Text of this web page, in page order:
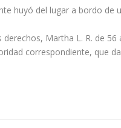
huyó del lugar a bordo de
derechos, Martha L. R. de
correspondiente, que